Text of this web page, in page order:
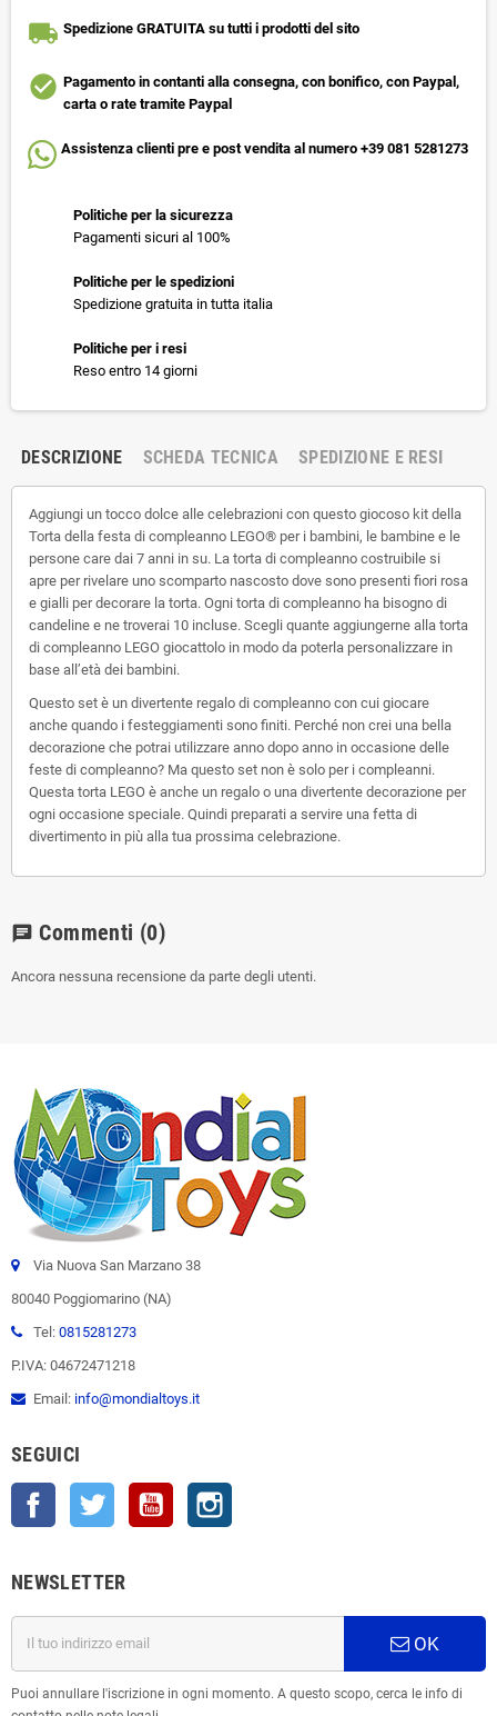
local_shipping Spedizione GRATUITA su tutti i prodotti del sito
check_circle Pagamento in contanti alla consegna, con bonifico, con Paypal,
carta o rate tramite Paypal
Assistenza clienti pre e post vendita al numero +39 081 5281273
Politiche per la sicurezza
Pagamenti sicuri al 100%
Politiche per le spedizioni
Spedizione gratuita in tutta italia
Politiche per i resi
Reso entro 14 giorni
DESCRIZIONE SCHEDA TECNICA SPEDIZIONE E RESI
Aggiungi un tocco dolce alle celebrazioni con questo giocoso kit della
Torta della festa di compleanno LEGO® per i bambini, le bambine e le
persone care dai 7 anni in su. La torta di compleanno costruibile si
apre per rivelare uno scomparto nascosto dove sono presenti fiori rosa
e gialli per decorare la torta. Ogni torta di compleanno ha bisogno di
candeline e ne troverai 10 incluse. Scegli quante aggiungerne alla torta
di compleanno LEGO giocattolo in modo da poterla personalizzare in
base all’età dei bambini.
Questo set è un divertente regalo di compleanno con cui giocare
anche quando i festeggiamenti sono finiti. Perché non crei una bella
decorazione che potrai utilizzare anno dopo anno in occasione delle
feste di compleanno? Ma questo set non è solo per i compleanni.
Questa torta LEGO è anche un regalo o una divertente decorazione per
ogni occasione speciale. Quindi preparati a servire una fetta di
divertimento in più alla tua prossima celebrazione.
chat Commenti (0)
Ancora nessuna recensione da parte degli utenti.
Via Nuova San Marzano 38
80040 Poggiomarino (NA)
Tel: 0815281273
P.IVA: 04672471218
Email: info@mondialtoys.it
SEGUICI
Facebook Twitter YouTube
NEWSLETTER
OK
Puoi annullare l'iscrizione in ogni momento. A questo scopo, cerca le info di